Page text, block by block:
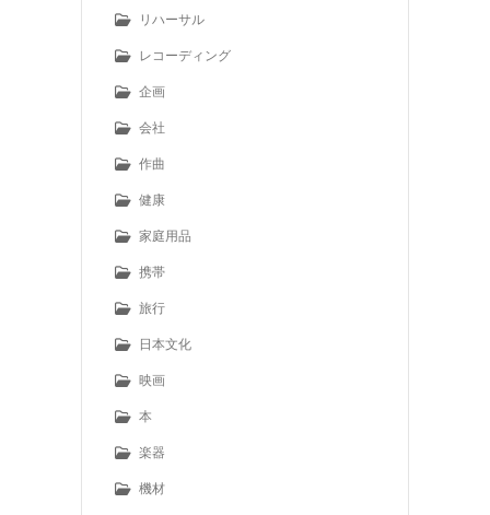
リハーサル
レコーディング
企画
会社
作曲
健康
家庭用品
携帯
旅行
日本文化
映画
本
楽器
機材